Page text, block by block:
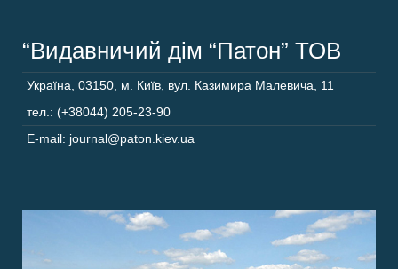
“Видавничий дім “Патон” ТОВ
Україна, 03150, м. Київ, вул. Казимира Малевича, 11
тел.: (+38044) 205-23-90
E-mail: journal@paton.kiev.ua